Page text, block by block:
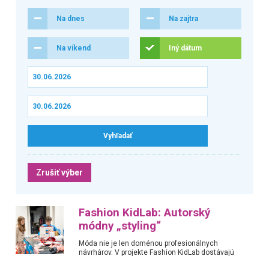
Na dnes Na zajtra
Na víkend Iný dátum
Zrušiť výber
Fashion KidLab: Autorský
módny „styling“
Móda nie je len doménou profesionálnych
návrhárov. V projekte Fashion KidLab dostávajú